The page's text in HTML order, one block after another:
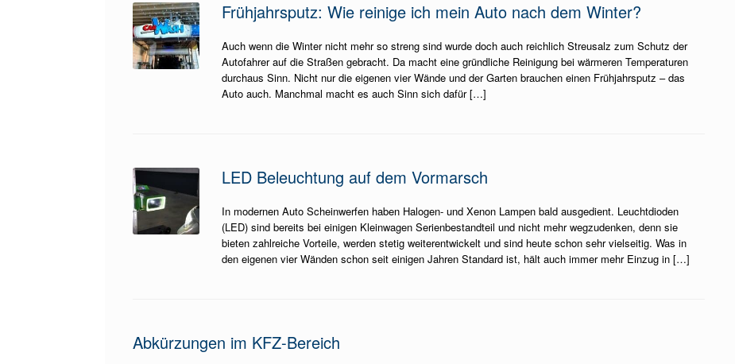
Frühjahrsputz: Wie reinige ich mein Auto nach dem Winter?
Auch wenn die Winter nicht mehr so streng sind wurde doch auch reichlich Streusalz zum Schutz der
Autofahrer auf die Straßen gebracht. Da macht eine gründliche Reinigung bei wärmeren Temperaturen
durchaus Sinn. Nicht nur die eigenen vier Wände und der Garten brauchen einen Frühjahrsputz – das
Auto auch. Manchmal macht es auch Sinn sich dafür […]
LED Beleuchtung auf dem Vormarsch
In modernen Auto Scheinwerfen haben Halogen- und Xenon Lampen bald ausgedient. Leuchtdioden
(LED) sind bereits bei einigen Kleinwagen Serienbestandteil und nicht mehr wegzudenken, denn sie
bieten zahlreiche Vorteile, werden stetig weiterentwickelt und sind heute schon sehr vielseitig. Was in
den eigenen vier Wänden schon seit einigen Jahren Standard ist, hält auch immer mehr Einzug in […]
Abkürzungen im KFZ-Bereich